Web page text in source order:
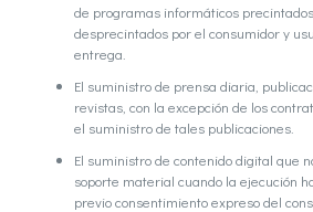
de programas informáticos
desprecintados por el consumidor y
entrega.
El suministro de prensa diaria,
revistas, con la excepción de los
el suministro de tales publicaciones.
El suministro de contenido digital que
soporte material cuando la ejecución
previo consentimiento expreso del